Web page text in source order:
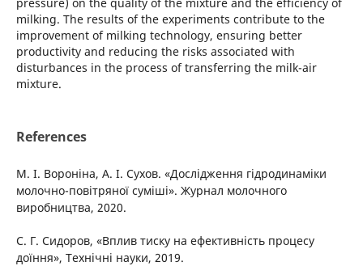
milking. The results of the experiments contribute to the
improvement of milking technology, ensuring better
productivity and reducing the risks associated with
disturbances in the process of transferring the milk-air
mixture.
References
М. І. Вороніна, А. І. Сухов. «Дослідження гідродинаміки
молочно-повітряної суміші». Журнал молочного
виробництва, 2020.
С. Г. Сидоров, «Вплив тиску на ефективність процесу
доїння», Технічні науки, 2019.